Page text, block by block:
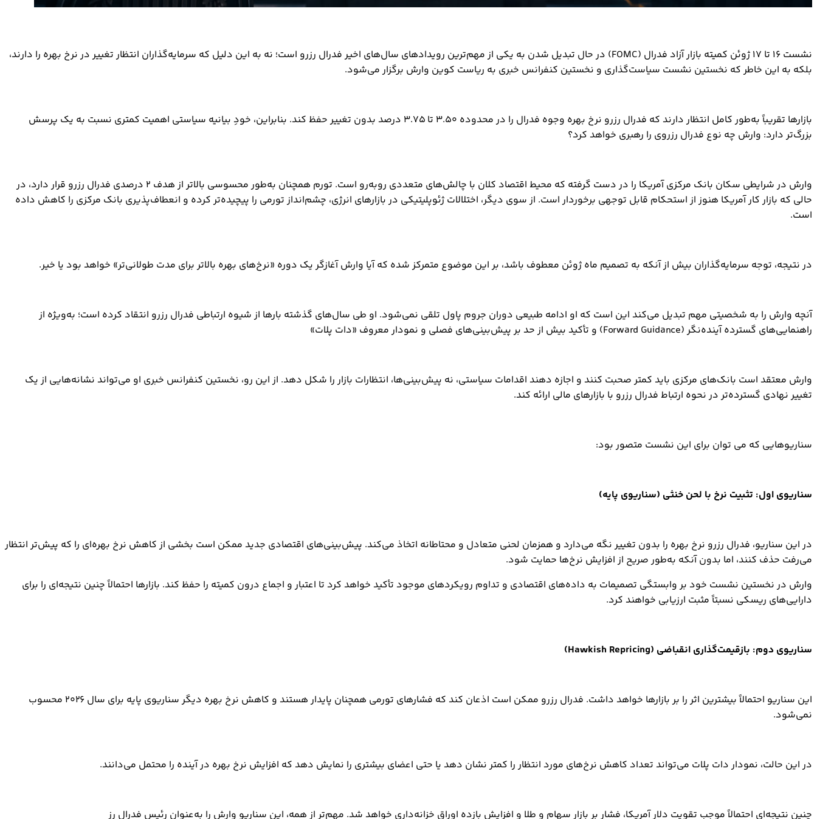
نشست ۱۶ تا ۱۷ ژوئن کمیته بازار آزاد فدرال (FOMC) در حال تبدیل شدن به یکی از مهم‌ترین رویدادهای سال‌های اخیر فدرال رزرو است؛ نه به این دلیل که سرمایه‌گذاران انتظار تغییر در نرخ بهره را دارند،
بلکه به این خاطر که نخستین نشست سیاست‌گذاری و نخستین کنفرانس خبری به ریاست کوین وارش برگزار می‌شود.
بازارها تقریباً به‌طور کامل انتظار دارند که فدرال رزرو نرخ بهره وجوه فدرال را در محدوده ۳.۵۰ تا ۳.۷۵ درصد بدون تغییر حفظ کند. بنابراین، خودِ بیانیه سیاستی اهمیت کمتری نسبت به یک پرسش
بزرگ‌تر دارد: وارش چه نوع فدرال رزروی را رهبری خواهد کرد؟
وارش در شرایطی سکان بانک مرکزی آمریکا را در دست گرفته که محیط اقتصاد کلان با چالش‌های متعددی روبه‌رو است. تورم همچنان به‌طور محسوسی بالاتر از هدف ۲ درصدی فدرال رزرو قرار دارد، در
حالی که بازار کار آمریکا هنوز از استحکام قابل توجهی برخوردار است. از سوی دیگر، اختلالات ژئوپلیتیکی در بازارهای انرژی، چشم‌انداز تورمی را پیچیده‌تر کرده و انعطاف‌پذیری بانک مرکزی را کاهش داده
است.
در نتیجه، توجه سرمایه‌گذاران بیش از آنکه به تصمیم ماه ژوئن معطوف باشد، بر این موضوع متمرکز شده که آیا وارش آغازگر یک دوره «نرخ‌های بهره بالاتر برای مدت طولانی‌تر» خواهد بود یا خیر.
آنچه وارش را به شخصیتی مهم تبدیل می‌کند این است که او ادامه طبیعی دوران جروم پاول تلقی نمی‌شود. او طی سال‌های گذشته بارها از شیوه ارتباطی فدرال رزرو انتقاد کرده است؛ به‌ویژه از
راهنمایی‌های گسترده آینده‌نگر (Forward Guidance) و تأکید بیش از حد بر پیش‌بینی‌های فصلی و نمودار معروف «دات پلات»
وارش معتقد است بانک‌های مرکزی باید کمتر صحبت کنند و اجازه دهند اقدامات سیاستی، نه پیش‌بینی‌ها، انتظارات بازار را شکل دهد. از این رو، نخستین کنفرانس خبری او می‌تواند نشانه‌هایی از یک
تغییر نهادی گسترده‌تر در نحوه ارتباط فدرال رزرو با بازارهای مالی ارائه کند.
سناریوهایی که می توان برای این نشست متصور بود:
سناریوی اول: تثبیت نرخ با لحن خنثی (سناریوی پایه)
در این سناریو، فدرال رزرو نرخ بهره را بدون تغییر نگه می‌دارد و همزمان لحنی متعادل و محتاطانه اتخاذ می‌کند. پیش‌بینی‌های اقتصادی جدید ممکن است بخشی از کاهش نرخ بهره‌ای را که پیش‌تر انتظار
می‌رفت حذف کنند، اما بدون آنکه به‌طور صریح از افزایش نرخ‌ها حمایت شود.
وارش در نخستین نشست خود بر وابستگی تصمیمات به داده‌های اقتصادی و تداوم رویکردهای موجود تأکید خواهد کرد تا اعتبار و اجماع درون کمیته را حفظ کند. بازارها احتمالاً چنین نتیجه‌ای را برای
دارایی‌های ریسکی نسبتاً مثبت ارزیابی خواهند کرد.
سناریوی دوم: بازقیمت‌گذاری انقباضی (Hawkish Repricing)
این سناریو احتمالاً بیشترین اثر را بر بازارها خواهد داشت. فدرال رزرو ممکن است اذعان کند که فشارهای تورمی همچنان پایدار هستند و کاهش نرخ بهره دیگر سناریوی پایه برای سال ۲۰۲۶ محسوب
نمی‌شود.
در این حالت، نمودار دات پلات می‌تواند تعداد کاهش نرخ‌های مورد انتظار را کمتر نشان دهد یا حتی اعضای بیشتری را نمایش دهد که افزایش نرخ بهره در آینده را محتمل می‌دانند.
چنین نتیجه‌ای احتمالاً موجب تقویت دلار آمریکا، فشار بر بازار سهام و طلا و افزایش بازده اوراق خزانه‌داری خواهد شد. مهم‌تر از همه، این سناریو وارش را به‌عنوان رئیس فدرال رز